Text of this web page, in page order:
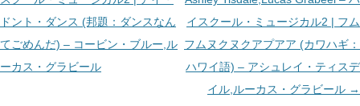
ビ
ゲ
ー
ドント・ダンス (邦題：ダンスなん
てごめんだ) – コービン・ブルー,ル
ーカス・グラビール
イスクール・ミュージカル2 | フム
フムヌクヌクアプアア (カワハギ：
ハワイ語) – アシュレイ・ティスデ
イル,ルーカス・グラビール →